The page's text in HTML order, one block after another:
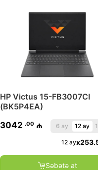
HP Victus 15-FB3007CI
(BK5P4EA)
3042.00 ₼ 6 ay 12 ay
12 ayx
Səbətə at